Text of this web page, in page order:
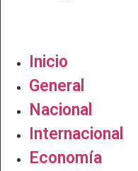
Inicio
General
Nacional
Internacional
Economía